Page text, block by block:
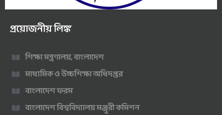
প্রয়োজনীয় লিঙ্ক
শিক্ষা মন্ত্রণালয়, বাংলাদেশ
মাধ্যমিক ও উচ্চশিক্ষা অধিদপ্তর
বাংলাদেশ ফরম
বাংলাদেশ বিশ্ববিদ্যালয় মঞ্জুরী কমিশন